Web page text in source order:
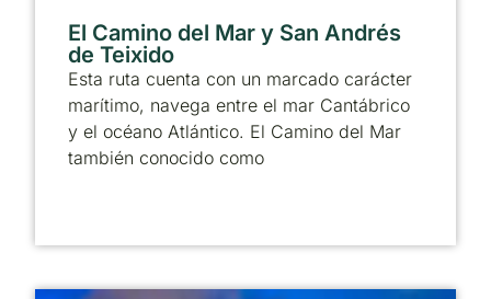
El Camino del Mar y San Andrés
de Teixido
Esta ruta cuenta con un marcado carácter
marítimo, navega entre el mar Cantábrico
y el océano Atlántico. El Camino del Mar
también conocido como